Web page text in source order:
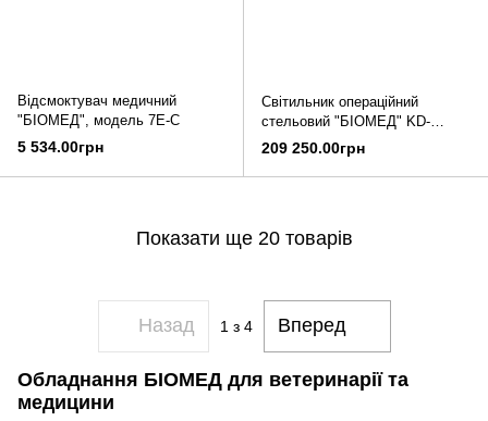
Відсмоктувач медичний
"БІОМЕД", модель 7E-С
5 534.00грн
Світильник операційний
стельовий "БІОМЕД" KD-
2072D-2
209 250.00грн
Показати ще 20 товарів
Назад 1 з 4 Вперед
Обладнання БІОМЕД для ветеринарії та
медицини